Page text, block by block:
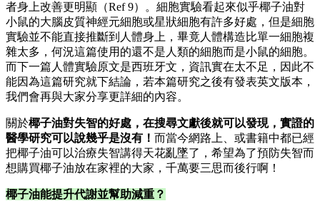
者身上改善更明顯（Ref 9）。細胞實驗看起來似乎椰子油對
小鼠的大腦皮質神經元細胞或星狀細胞有許多好處，但是細胞
實驗並不能直接推斷到人體身上，畢竟人體構造比單一細胞複
雜太多，何況這篇使用的還不是人類的細胞而是小鼠的細胞。
而下一篇人體實驗原文是西班牙文，資訊實在太不足，因此不
能因為這篇研究就下結論，若本篇研究之後有發表英文版本，
我們會再與大家分享更詳細的內容。
關於椰子油對失智的好處，在搜尋文獻後就可以發現，實證的
醫學研究可以說幾乎是沒有！ 而當今網路上、或書籍中都已經
把椰子油可以治療失智講得天花亂墜了，希望為了預防失智而
想購買椰子油放在家裡的大家，千萬要三思而後行啊！
椰子油能提升代謝並幫助減重？